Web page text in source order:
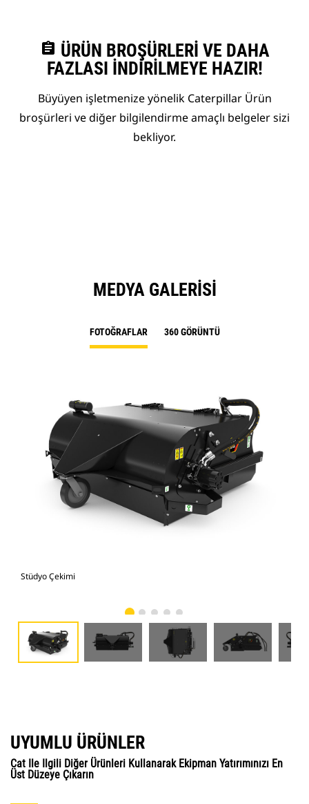
assignment ÜRÜN BROŞÜRLERI VE DAHA
FAZLASI İNDIRILMEYE HAZIR!
Büyüyen işletmenize yönelik Caterpillar Ürün
broşürleri ve diğer bilgilendirme amaçlı belgeler sizi
bekliyor.
MEDYA GALERISI
FOTOĞRAFLAR 360 GÖRÜNTÜ
Stüdyo Çekimi
UYUMLU ÜRÜNLER
Cat Ile Ilgili Diğer Ürünleri Kullanarak Ekipman Yatırımınızı En
Üst Düzeye Çıkarın